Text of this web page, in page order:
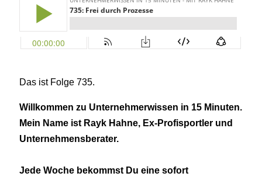
Das ist Folge 735.
Willkommen zu Unternehmerwissen in 15 Minuten.
Mein Name ist Rayk Hahne, Ex-Profisportler und
Unternehmensberater.
Jede Woche bekommst Du eine sofort